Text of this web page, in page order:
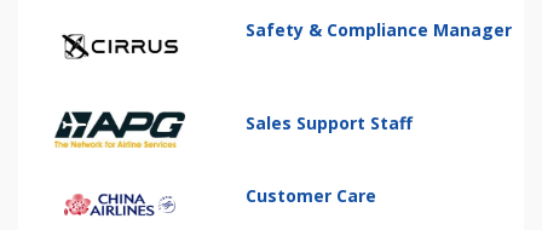
Safety & Compliance Manager
Sales Support Staff
Customer Care